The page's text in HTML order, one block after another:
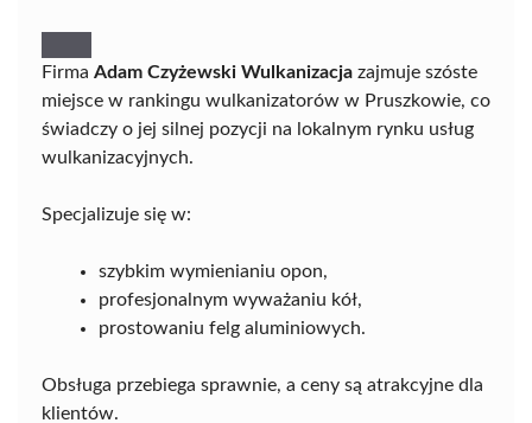
Firma Adam Czyżewski Wulkanizacja zajmuje szóste
miejsce w rankingu wulkanizatorów w Pruszkowie, co
świadczy o jej silnej pozycji na lokalnym rynku usług
wulkanizacyjnych.
Specjalizuje się w:
szybkim wymienianiu opon,
profesjonalnym wyważaniu kół,
prostowaniu felg aluminiowych.
Obsługa przebiega sprawnie, a ceny są atrakcyjne dla
klientów.